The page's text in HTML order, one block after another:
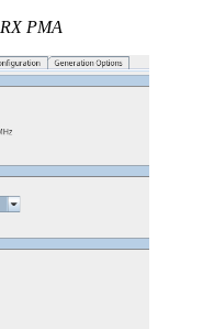
RX PMA